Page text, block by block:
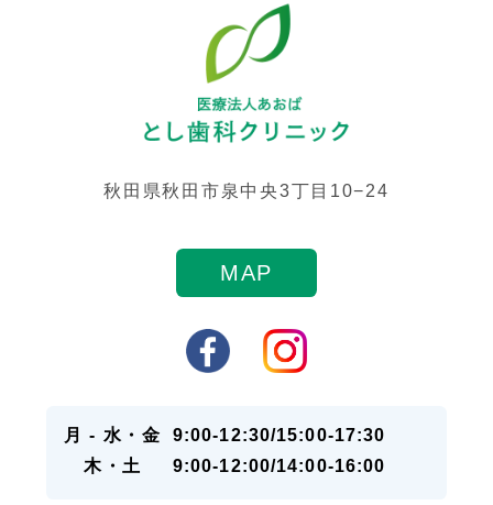
秋田県秋田市泉中央3丁目10−24
MAP
月 - 水・金
9:00-12:30/15:00-17:30
木・土
9:00-12:00/14:00-16:00